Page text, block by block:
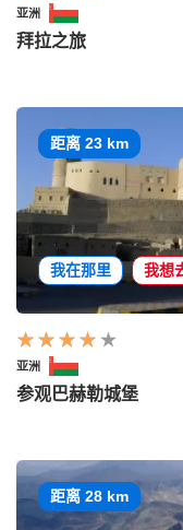
亚洲
拜拉之旅
距离 23 km
我在那里 我想
亚洲
参观巴赫勒城堡
距离 28 km